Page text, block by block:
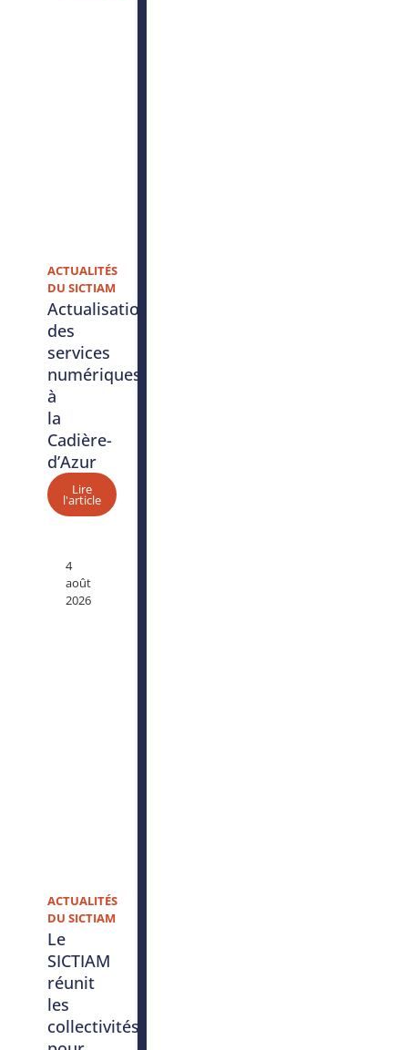
ACTUALITÉS
DU SICTIAM
Actualisation
des
services
numériques
à
la
Cadière-
d’Azur
Lire
l'article
4
août
2026
ACTUALITÉS
DU SICTIAM
Le
SICTIAM
réunit
les
collectivités